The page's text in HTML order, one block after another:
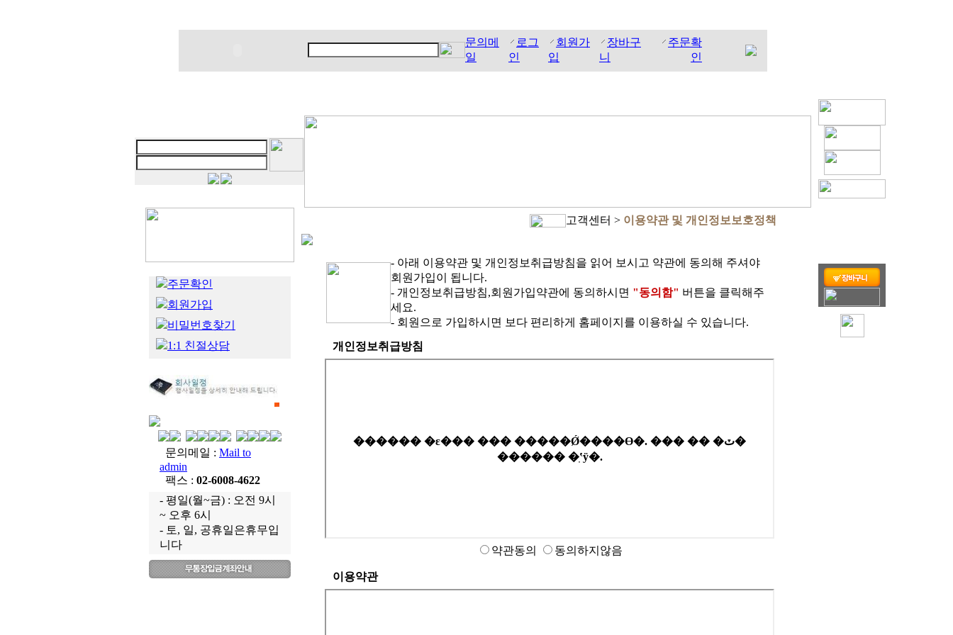
문의메
일
로그
인
회원가
입
장바구
니
주문확
인
주문확인
회원가입
비밀번호찾기
1:1 친절상담
문의메일 : Mail to
admin
팩스 : 02-6008-4622
- 평일(월~금) : 오전 9시
~ 오후 6시
- 토, 일, 공휴일은휴무입
니다
고객센터 > 이용약관 및 개인정보보호정책
- 아래 이용약관 및 개인정보취급방침을 읽어 보시고 약관에 동의해 주셔야
회원가입이 됩니다.
- 개인정보취급방침,회원가입약관에 동의하시면 "동의함" 버튼을 클릭해주
세요.
- 회원으로 가입하시면 보다 편리하게 홈페이지를 이용하실 수 있습니다.
개인정보취급방침
약관동의 동의하지않음
이용약관